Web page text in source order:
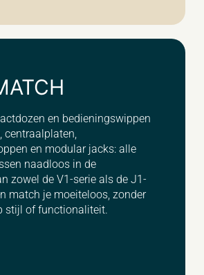
en bedieningswippen
centraalplaten,
en modular jacks: alle
naadloos in de
zowel de V1-serie als de J1-
match je moeiteloos, zonder
stijl of functionaliteit.